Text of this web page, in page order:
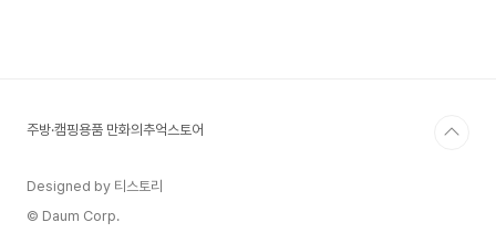
주방·캠핑용품 만화의추억스토어
Designed by 티스토리
© Daum Corp.